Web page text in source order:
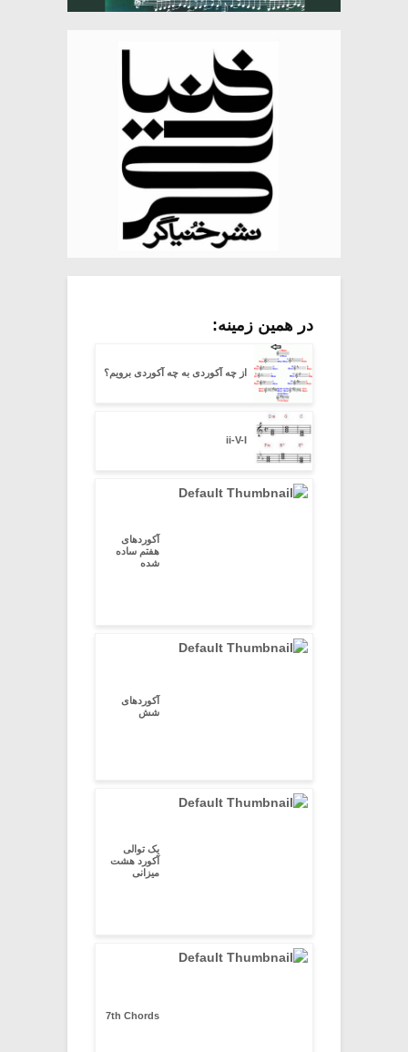
در همین زمینه:
از چه آکوردی به چه آکوردی برویم؟
ii-V-I
آکوردهای
هفتم ساده
شده
آکوردهای
شش
یک توالی
آکورد هشت
میزانی
7th Chords